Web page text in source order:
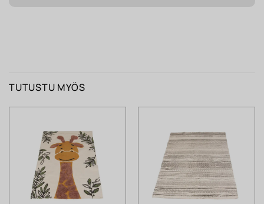
TUTUSTU MYÖS